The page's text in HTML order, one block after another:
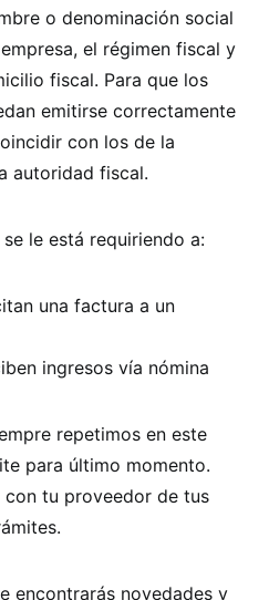
o denominación social
el régimen fiscal y
fiscal. Para que los
emitirse correctamente
con los de la
autoridad fiscal.
le está requiriendo a:
una factura a un
ingresos vía nómina
repetimos en este
para último momento.
tu proveedor de tus
encontrarás novedades y